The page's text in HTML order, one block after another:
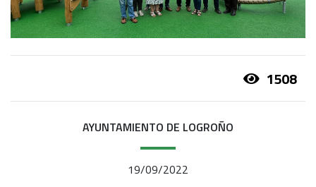
1508
AYUNTAMIENTO DE LOGROÑO
19/09/2022